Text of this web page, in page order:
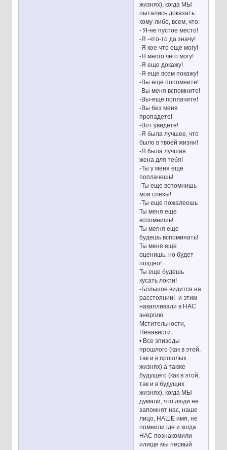
жизнях), когда МЫ
пытались доказать
кому-либо, всем, что:
- Я-не пустое место!
-Я -что-то да значу!
-Я кое-что еще могу!
-Я много чего могу!
-Я еще докажу!
-Я еще всем покажу!
-Вы еще попомните!
-Вы меня вспомните!
-Вы-еще поплачите!
-Вы без меня
пропадете!
-Вот увидете!
-Я была лучшее, что
было в твоей жизни!
-Я была лучшая
жена для тебя!
-Ты у меня еще
поплачешь!
-Ты еще вспомнишь
мои слезы!
-Ты еще пожалеешь
Ты меня еще
вспомнишь!
Ты мегня еще
будешь вспоминать!
Ты меня еще
оценишь, но будет
поздно!
Ты еще будешь
кусать локти!
-Большое видится на
расстоянии!- и этим
накапливали в НАС
энергию
Мстительности,
Ненависти.
• Все эпизоды
прошлого (как в этой,
так и в прошлых
жизнях) а также
будущего (как в этой,
так и в будущих
жизнях), когда МЫ
думали, что люди не
запомнят нас, наше
лицо, НАШЕ имя, не
помнили где и когда
НАС познакомили
илигде мы первый